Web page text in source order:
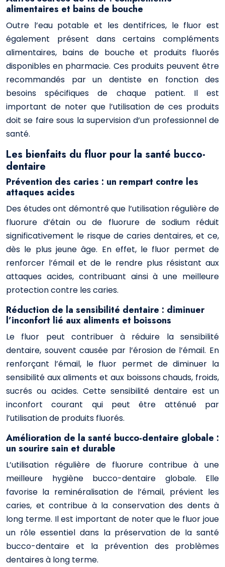
alimentaires et bains de bouche
Outre l’eau potable et les dentifrices, le fluor est
également présent dans certains compléments
alimentaires, bains de bouche et produits fluorés
disponibles en pharmacie. Ces produits peuvent être
recommandés par un dentiste en fonction des
besoins spécifiques de chaque patient. Il est
important de noter que l’utilisation de ces produits
doit se faire sous la supervision d’un professionnel de
santé.
Les bienfaits du fluor pour la santé bucco-
dentaire
Prévention des caries : un rempart contre les
attaques acides
Des études ont démontré que l’utilisation régulière de
fluorure d’étain ou de fluorure de sodium réduit
significativement le risque de caries dentaires, et ce,
dès le plus jeune âge. En effet, le fluor permet de
renforcer l’émail et de le rendre plus résistant aux
attaques acides, contribuant ainsi à une meilleure
protection contre les caries.
Réduction de la sensibilité dentaire : diminuer
l’inconfort lié aux aliments et boissons
Le fluor peut contribuer à réduire la sensibilité
dentaire, souvent causée par l’érosion de l’émail. En
renforçant l’émail, le fluor permet de diminuer la
sensibilité aux aliments et aux boissons chauds, froids,
sucrés ou acides. Cette sensibilité dentaire est un
inconfort courant qui peut être atténué par
l’utilisation de produits fluorés.
Amélioration de la santé bucco-dentaire globale :
un sourire sain et durable
L’utilisation régulière de fluorure contribue à une
meilleure hygiène bucco-dentaire globale. Elle
favorise la reminéralisation de l’émail, prévient les
caries, et contribue à la conservation des dents à
long terme. Il est important de noter que le fluor joue
un rôle essentiel dans la préservation de la santé
bucco-dentaire et la prévention des problèmes
dentaires à long terme.